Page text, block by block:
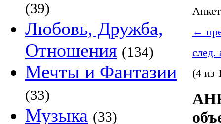
(39)
Любовь, Дружба,
Отношения (134)
Мечты и Фантазии
(33)
Музыка (33)
←
след.
(4 из